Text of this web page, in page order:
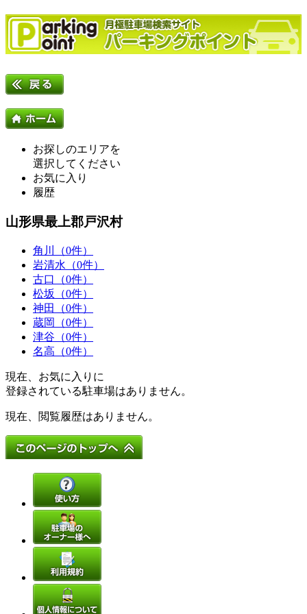
お探しのエリアを
選択してください
お気に入り
履歴
山形県最上郡戸沢村
角川（0件）
岩清水（0件）
古口（0件）
松坂（0件）
神田（0件）
蔵岡（0件）
津谷（0件）
名高（0件）
現在、お気に入りに
登録されている駐車場はありません。
現在、閲覧履歴はありません。